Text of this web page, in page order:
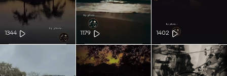
1402
1179
1344